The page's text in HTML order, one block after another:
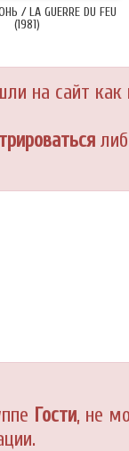
/ LA GUERRE DU FEU
(1981)
на сайт как
Гости, не